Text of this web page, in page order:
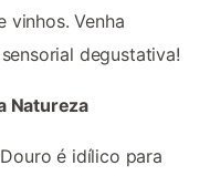
vinhos. Venha
degustativa!
Natureza
é idílico para